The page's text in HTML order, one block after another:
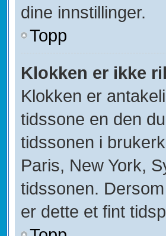
dine innstillinger.
Topp
Klokken er ikke
Klokken er
tidssone en den
tidssonen i
Paris, New York,
tidssonen.
er dette et fint